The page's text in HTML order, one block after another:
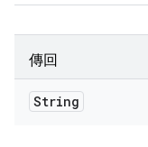
傳回
String